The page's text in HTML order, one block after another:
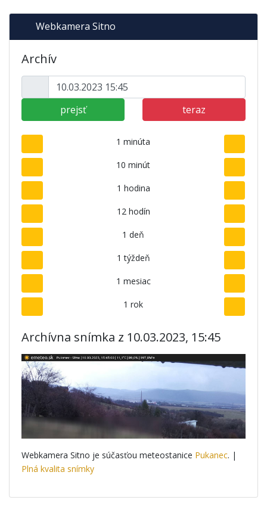
Webkamera Sitno
Archív
prejsť teraz
1 minúta
10 minút
1 hodina
12 hodín
1 deň
1 týždeň
1 mesiac
1 rok
Archívna snímka z 10.03.2023, 15:45
Webkamera Sitno je súčasťou meteostanice Pukanec. |
Plná kvalita snímky